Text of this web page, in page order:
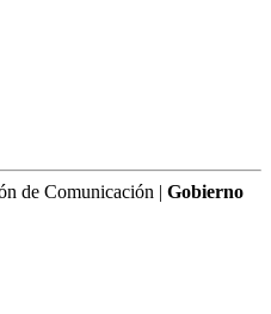
de Comunicación | Gobierno